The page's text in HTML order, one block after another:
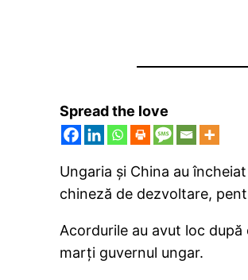
Spread the love
Ungaria şi China au
chineză de dezvoltare,
Acordurile au avut loc
marţi guvernul ungar.